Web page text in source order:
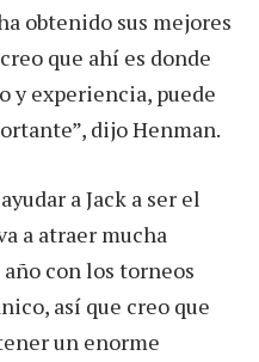
obtenido sus mejores
que ahí es donde
y experiencia, puede
dijo Henman.
a Jack a ser el
a atraer mucha
con los torneos
así que creo que
un enorme